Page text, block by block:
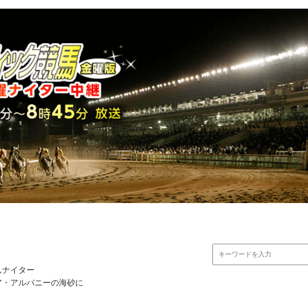
イター
アルバニーの海砂に